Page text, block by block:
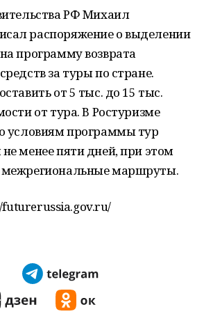
РФ Михаил
распоряжение о выделении
программу возврата
за туры по стране.
от 5 тыс. до 15 тыс.
от тура. В Ростуризме
условиям программы тур
менее пяти дней, при этом
межрегиональные маршруты.